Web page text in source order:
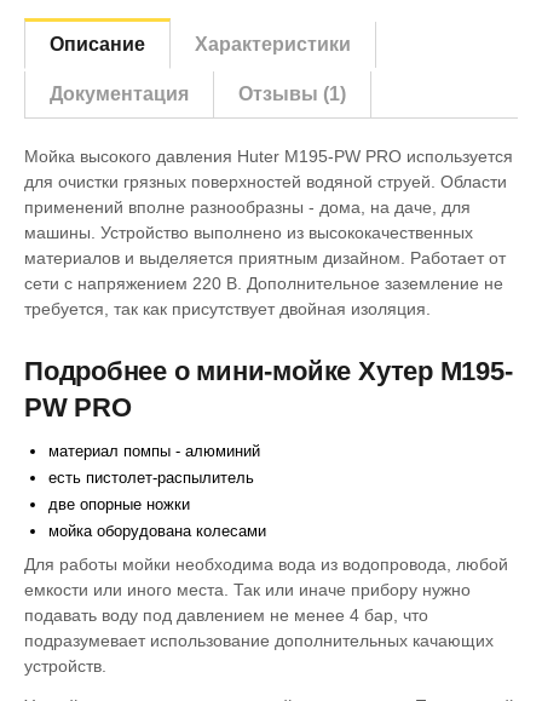
Описание Характеристики
Документация Отзывы (1)
Мойка высокого давления Huter M195-PW PRO используется
для очистки грязных поверхностей водяной струей. Области
применений вполне разнообразны - дома, на даче, для
машины. Устройство выполнено из высококачественных
материалов и выделяется приятным дизайном. Работает от
сети с напряжением 220 В. Дополнительное заземление не
требуется, так как присутствует двойная изоляция.
Подробнее о мини-мойке Хутер M195-
PW PRO
материал помпы - алюминий
есть пистолет-распылитель
две опорные ножки
мойка оборудована колесами
Для работы мойки необходима вода из водопровода, любой
емкости или иного места. Так или иначе прибору нужно
подавать воду под давлением не менее 4 бар, что
подразумевает использование дополнительных качающих
устройств.